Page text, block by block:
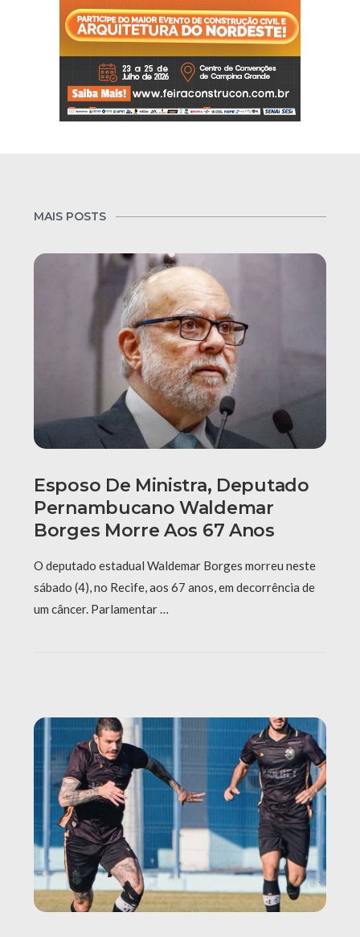
MAIS POSTS
Esposo De Ministra, Deputado
Pernambucano Waldemar
Borges Morre Aos 67 Anos
O deputado estadual Waldemar Borges morreu neste
sábado (4), no Recife, aos 67 anos, em decorrência de
um câncer. Parlamentar …